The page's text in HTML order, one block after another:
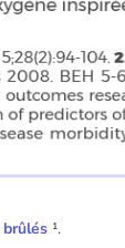
brûlés ¹.